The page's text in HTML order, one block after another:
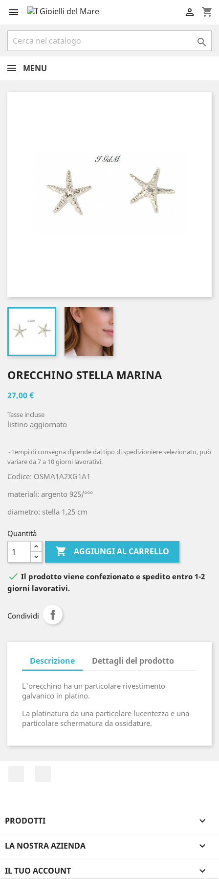
 shopping_cart


MENU
ORECCHINO STELLA MARINA
27,00 €
Tasse incluse
listino aggiornato
Tempi di consegna dipende dal tipo di spedizioniere selezionato, può
variare da 7 a 10 giorni lavorativi.
Codice: OSMA1A2XG1A1
materiali: argento 925/°°°
diametro: stella 1,25 cm
Quantità
 AGGIUNGI AL CARRELLO
 Il prodotto viene confezionato e spedito entro 1-2
giorni lavorativi.
Condividi
Descrizione Dettagli del prodotto
L'orecchino ha un particolare rivestimento
galvanico in platino.
La platinatura da una particolare lucentezza e una
particolare schermatura da ossidature.
PRODOTTI 
LA NOSTRA AZIENDA 
IL TUO ACCOUNT 